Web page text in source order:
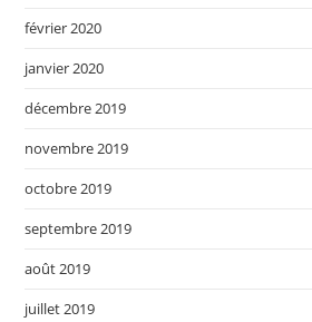
février 2020
janvier 2020
décembre 2019
novembre 2019
octobre 2019
septembre 2019
août 2019
juillet 2019